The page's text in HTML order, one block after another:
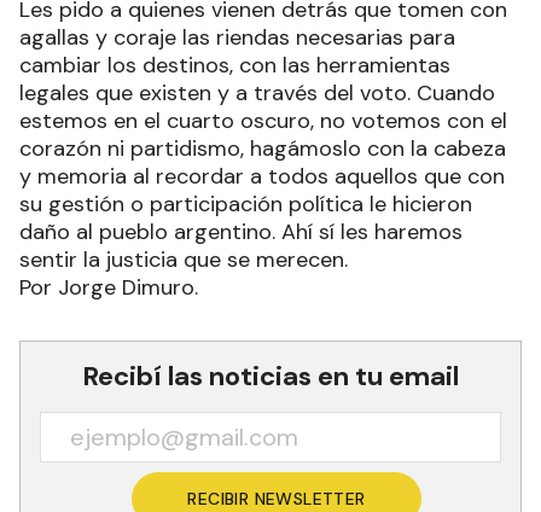
haciendo actos como si fuera una obra.
Les pido a quienes vienen detrás que tomen con
agallas y coraje las riendas necesarias para
cambiar los destinos, con las herramientas
legales que existen y a través del voto. Cuando
estemos en el cuarto oscuro, no votemos con el
corazón ni partidismo, hagámoslo con la cabeza
y memoria al recordar a todos aquellos que con
su gestión o participación política le hicieron
daño al pueblo argentino. Ahí sí les haremos
sentir la justicia que se merecen.
Recibí las noticias en tu email